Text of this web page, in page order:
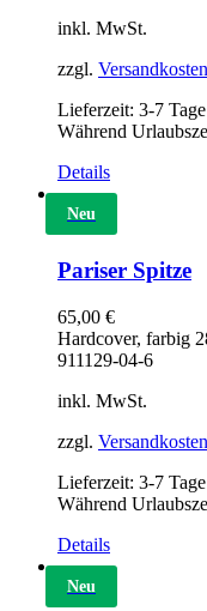
inkl. MwSt.
zzgl. Versandkosten
Lieferzeit: 3-7
Während
Details
Neu
Pariser Spitze
65,00 €
Hardcover, farbig
911129-04-6
inkl. MwSt.
zzgl. Versandkosten
Lieferzeit: 3-7
Während
Details
Neu